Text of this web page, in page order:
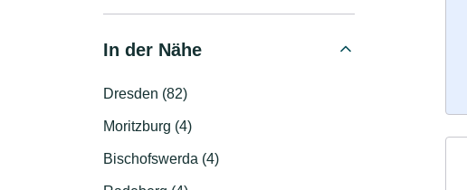
In der Nähe
Dresden (82)
Moritzburg (4)
Bischofswerda (4)